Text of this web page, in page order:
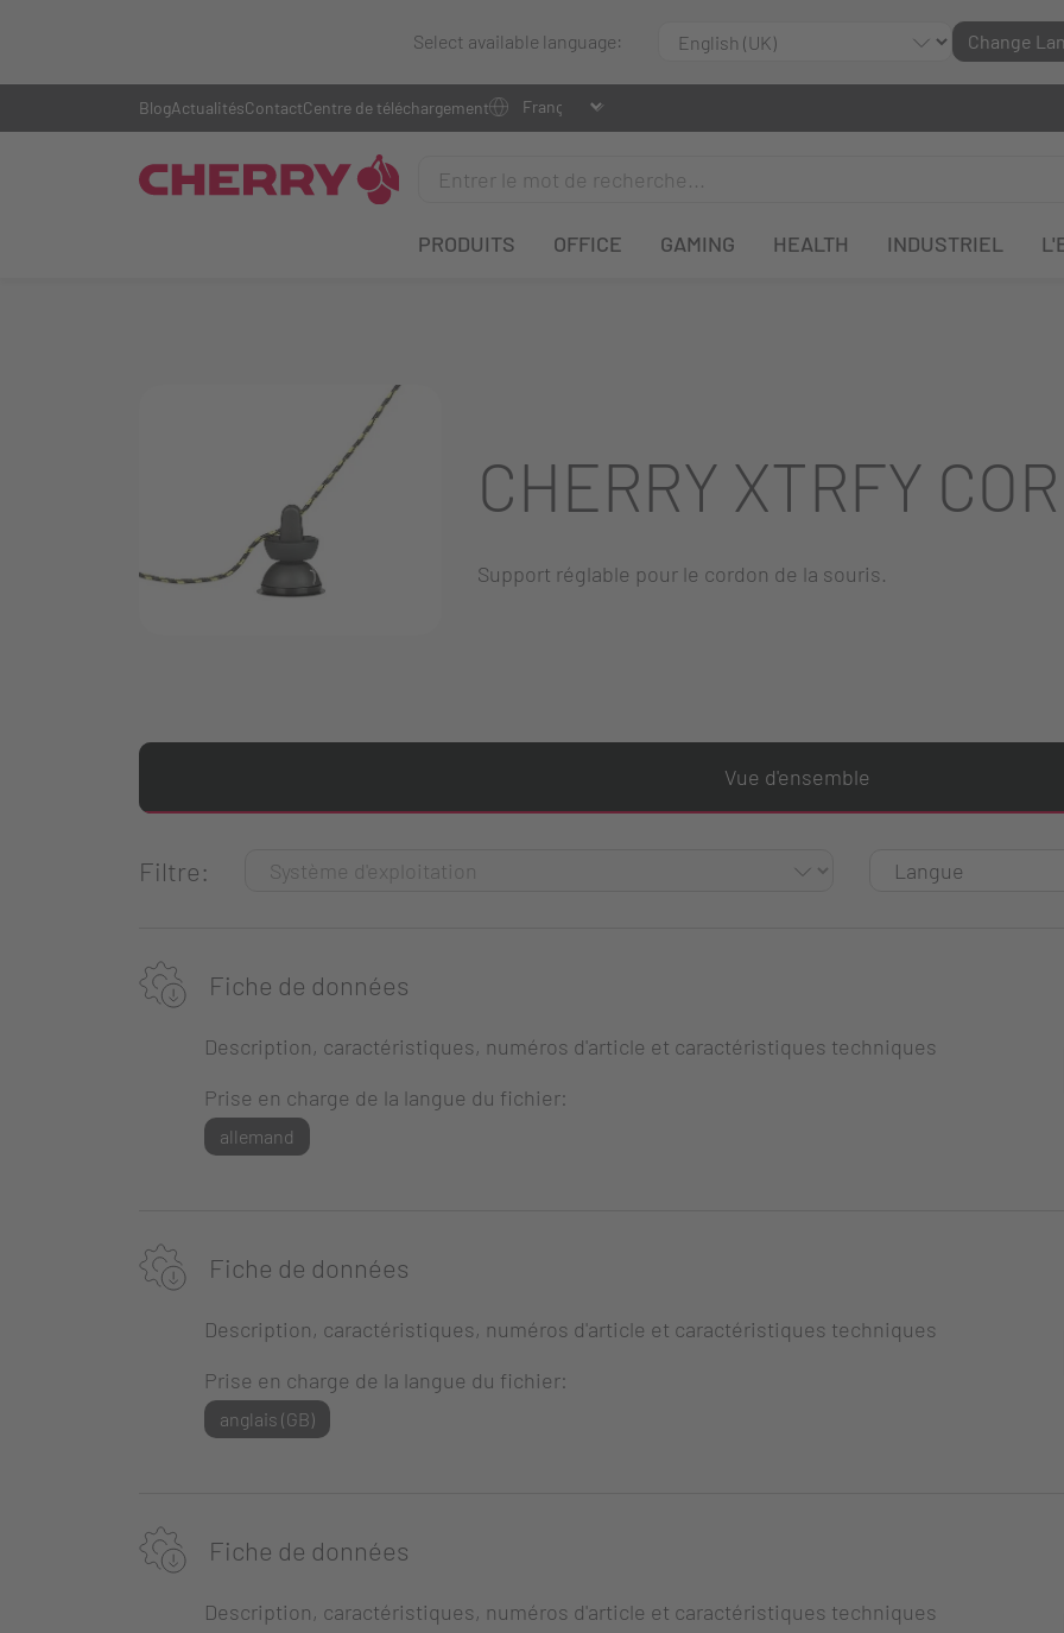
Select available language: Change
PRODUITS OFFICE GAMING HEALTH INDUSTRIEL
BlogActualitésContactCentre de téléchargement
CHERRY XTRFY
Support réglable pour le cordon de la souris.
Vue d'ensemble
Filtre:
Fiche de données
Description, caractéristiques, numéros d'article et caractéristiques techniques
Prise en charge de la langue du fichier:
allemand
Fiche de données
Description, caractéristiques, numéros d'article et caractéristiques techniques
Prise en charge de la langue du fichier:
anglais (GB)
Fiche de données
Description, caractéristiques, numéros d'article et caractéristiques techniques